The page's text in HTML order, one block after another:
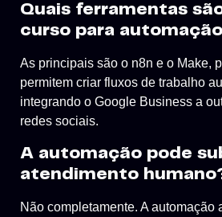
Quais ferramentas
curso para
As principais são o n8n e o Make,
permitem criar fluxos de trabalho
integrando o Google Business a
redes sociais.
A automação pode
atendimento
Não completamente. A automação